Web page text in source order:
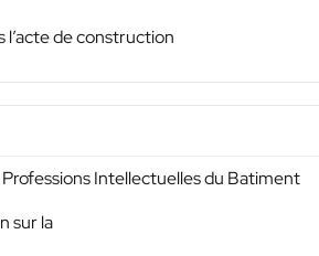
l’acte de construction
Intellectuelles du Batiment
sur la